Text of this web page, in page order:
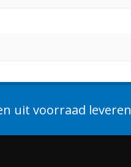
uit voorraad leveren